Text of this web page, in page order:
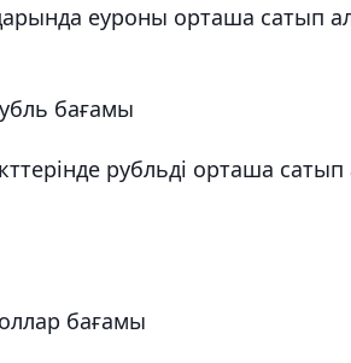
еуроны орташа сатып
бағамы
рубльді орташа сатып
бағамы